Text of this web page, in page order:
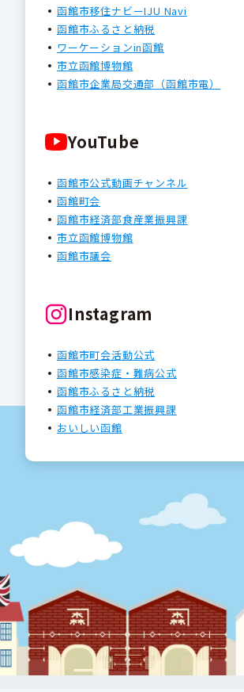
函館市移住ナビーIJU Navi
函館市ふるさと納税
ワーケーションin函館
市立函館博物館
函館市企業局交通部（函館市電）
YouTube
函館市公式動画チャンネル
函館町会
函館市経済部食産業振興課
市立函館博物館
函館市議会
Instagram
函館市町会活動公式
函館市感染症・難病公式
函館市ふるさと納税
函館市経済部工業振興課
おいしい函館